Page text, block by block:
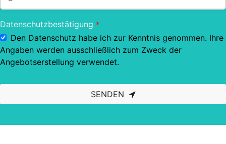
Datenschutzbestätigung *
Den Datenschutz habe ich zur Kenntnis genommen. Ihre
Angaben werden ausschließlich zum Zweck der
Angebotserstellung verwendet.
SENDEN
should